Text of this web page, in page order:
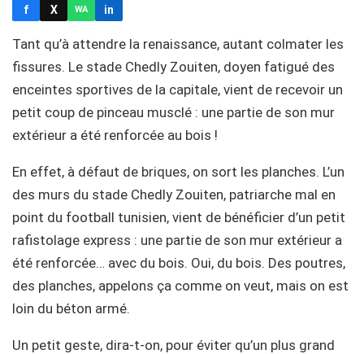
f X WA in
Tant qu’à attendre la renaissance, autant colmater les
fissures. Le stade Chedly Zouiten, doyen fatigué des
enceintes sportives de la capitale, vient de recevoir un
petit coup de pinceau musclé : une partie de son mur
extérieur a été renforcée au bois !
En effet, à défaut de briques, on sort les planches. L’un
des murs du stade Chedly Zouiten, patriarche mal en
point du football tunisien, vient de bénéficier d’un petit
rafistolage express : une partie de son mur extérieur a
été renforcée… avec du bois. Oui, du bois. Des poutres,
des planches, appelons ça comme on veut, mais on est
loin du béton armé.
Un petit geste, dira-t-on, pour éviter qu’un plus grand